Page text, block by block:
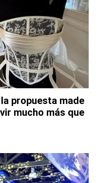
propuesta made
mucho más que